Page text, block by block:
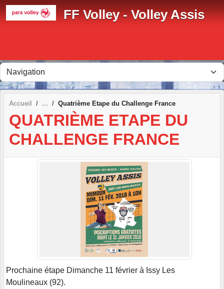
FF Volley - Volley Assis
Accueil Quatrième Etape du Challenge France
QUATRIÈME ETAPE DU
CHALLENGE FRANCE
Prochaine étape Dimanche 11 février à Issy Les
Moulineaux (92).
Panneau de gestion des cookies